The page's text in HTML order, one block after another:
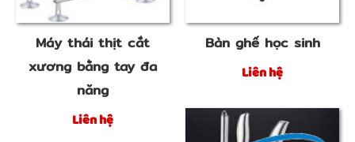
Máy thái thịt cắt
xương bằng tay đa
năng
Liên hệ
Bàn ghế học sinh
Liên hệ